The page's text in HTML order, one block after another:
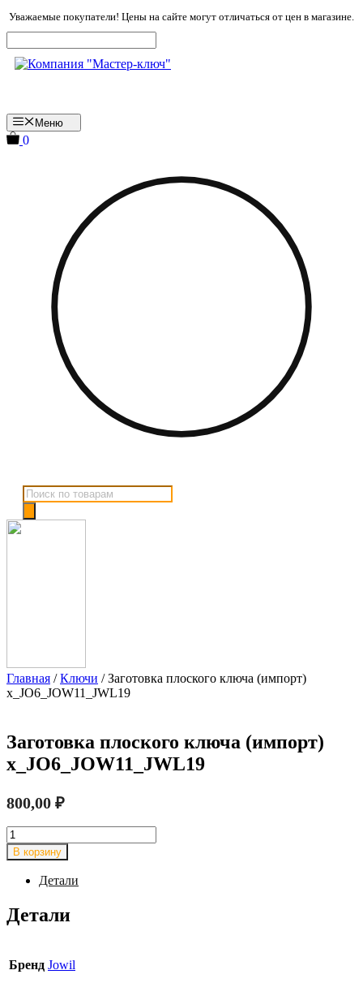
Перейти
к
содержимому
Уважаемые покупатели! Цены на сайте могут отличаться от цен в магазине.
Меню
0
Поиск
товаров
Главная /Ключи / Заготовка плоского ключа (импорт)
x_JO6_JOW11_JWL19
Заготовка плоского ключа (импорт)
x_JO6_JOW11_JWL19
800,00 ₽
Количество
товара
Заготовка
плоского
ключа
(импорт)
x_JO6_JOW11_JWL19
В корзину
Детали
Детали
Бренд Jowil